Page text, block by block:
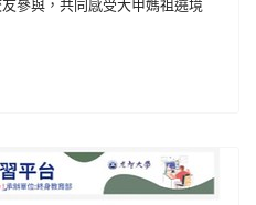
參與，共同感受大甲媽祖遶境